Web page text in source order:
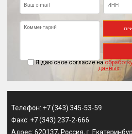
Я даю свое согласие на
данных
Телефон: +7 (343) 345-53-59
Факс: +7 (343) 237-2-666
Адрес: 620137, Россия, г.